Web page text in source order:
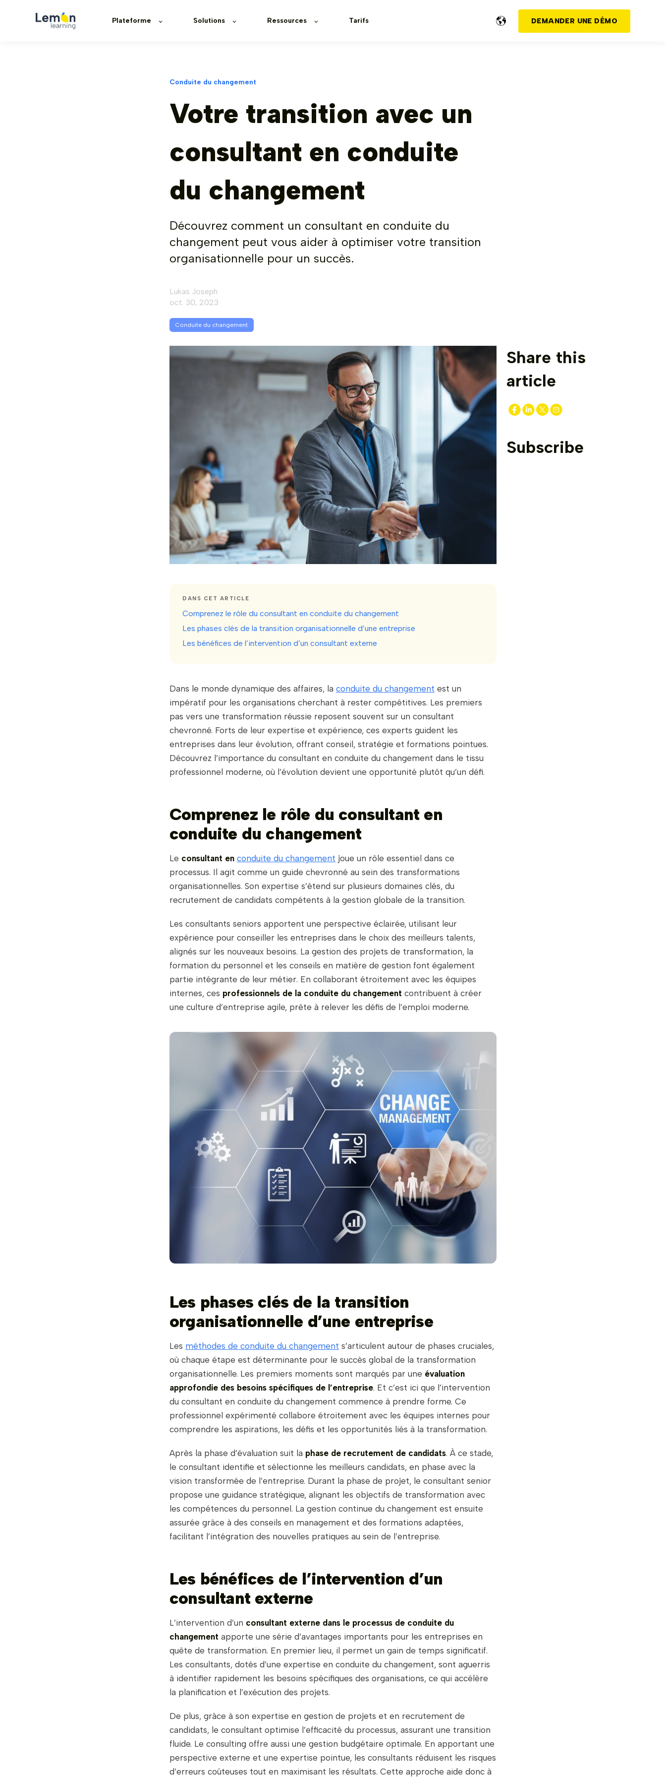
Plateforme Solutions Ressources Tarifs DEMANDER UNE DÉMO
Conduite du changement
Votre transition avec un
consultant en conduite
du changement
Découvrez comment un consultant en conduite du
changement peut vous aider à optimiser votre transition
organisationnelle pour un succès.
Lukas Joseph
oct. 30, 2023
Conduite du changement
Share this
article
Subscribe
DANS CET ARTICLE
Comprenez le rôle du consultant en conduite du changement
Les phases clés de la transition organisationnelle d’une entreprise
Les bénéfices de l’intervention d’un consultant externe
Dans le monde dynamique des affaires, la conduite du changement est un
impératif pour les organisations cherchant à rester compétitives. Les premiers
pas vers une transformation réussie reposent souvent sur un consultant
chevronné. Forts de leur expertise et expérience, ces experts guident les
entreprises dans leur évolution, offrant conseil, stratégie et formations pointues.
Découvrez l’importance du consultant en conduite du changement dans le tissu
professionnel moderne, où l’évolution devient une opportunité plutôt qu’un défi.
Comprenez le rôle du consultant en
conduite du changement
Le consultant en conduite du changement joue un rôle essentiel dans ce
processus. Il agit comme un guide chevronné au sein des transformations
organisationnelles. Son expertise s’étend sur plusieurs domaines clés, du
recrutement de candidats compétents à la gestion globale de la transition.
Les consultants seniors apportent une perspective éclairée, utilisant leur
expérience pour conseiller les entreprises dans le choix des meilleurs talents,
alignés sur les nouveaux besoins. La gestion des projets de transformation, la
formation du personnel et les conseils en matière de gestion font également
partie intégrante de leur métier. En collaborant étroitement avec les équipes
internes, ces professionnels de la conduite du changement contribuent à créer
une culture d’entreprise agile, prête à relever les défis de l’emploi moderne.
Les phases clés de la transition
organisationnelle d’une entreprise
Les méthodes de conduite du changement s’articulent autour de phases cruciales,
où chaque étape est déterminante pour le succès global de la transformation
organisationnelle. Les premiers moments sont marqués par une évaluation
approfondie des besoins spécifiques de l’entreprise. Et c’est ici que l’intervention
du consultant en conduite du changement commence à prendre forme. Ce
professionnel expérimenté collabore étroitement avec les équipes internes pour
comprendre les aspirations, les défis et les opportunités liés à la transformation.
Après la phase d’évaluation suit la phase de recrutement de candidats. À ce stade,
le consultant identifie et sélectionne les meilleurs candidats, en phase avec la
vision transformée de l’entreprise. Durant la phase de projet, le consultant senior
propose une guidance stratégique, alignant les objectifs de transformation avec
les compétences du personnel. La gestion continue du changement est ensuite
assurée grâce à des conseils en management et des formations adaptées,
facilitant l’intégration des nouvelles pratiques au sein de l’entreprise.
Les bénéfices de l’intervention d’un
consultant externe
L’intervention d’un consultant externe dans le processus de conduite du
changement apporte une série d’avantages importants pour les entreprises en
quête de transformation. En premier lieu, il permet un gain de temps significatif.
Les consultants, dotés d’une expertise en conduite du changement, sont aguerris
à identifier rapidement les besoins spécifiques des organisations, ce qui accélère
la planification et l’exécution des projets.
De plus, grâce à son expertise en gestion de projets et en recrutement de
candidats, le consultant optimise l’efficacité du processus, assurant une transition
fluide. Le consulting offre aussi une gestion budgétaire optimale. En apportant une
perspective externe et une expertise pointue, les consultants réduisent les risques
d’erreurs coûteuses tout en maximisant les résultats. Cette approche aide donc à